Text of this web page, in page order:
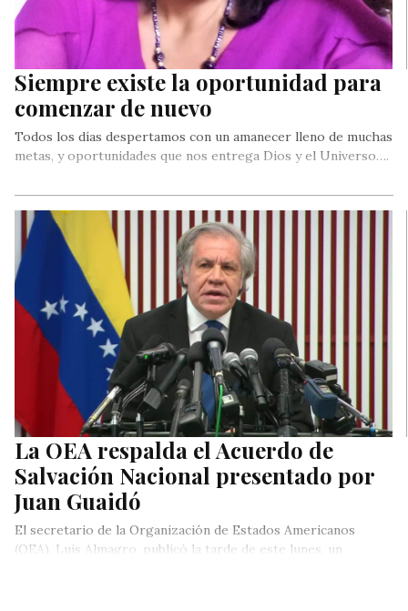
Siempre existe la oportunidad para
comenzar de nuevo
Todos los días despertamos con un amanecer lleno de muchas
metas, y oportunidades que nos entrega Dios y el Universo….
La OEA respalda el Acuerdo de
Salvación Nacional presentado por
Juan Guaidó
El secretario de la Organización de Estados Americanos
(OEA), Luis Almagro, publicó la tarde de este lunes, un